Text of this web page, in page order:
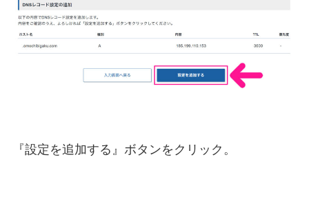
『設定を追加する』ボタンをクリック。